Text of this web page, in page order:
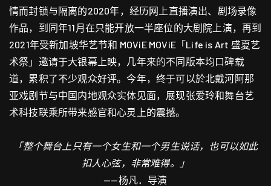
情而封锁与隔离的2020年，经历网上直播演出、剧场录像
作品，到同年11月在只能开放一半座位的大剧院上演，再到
2021年受新加坡华艺节和 MOViE MOViE「Life is Art 盛夏艺
术祭」邀请于大银幕上映，几年来的不同版本均口碑载
道，累积了不少观众好评。今年，终于可以於北戴河阿那
亚戏剧节与中国内地观众实体见面，展现张爱玲和舞台艺
术科技联乘所带来感官和心灵上的震撼。
「整个舞台上只有一个女生和一个男生说话，也可以如此
扣人心弦，非常难得。」
——杨凡．导演